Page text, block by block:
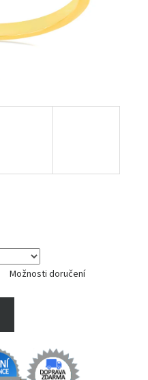
Možnosti doručení